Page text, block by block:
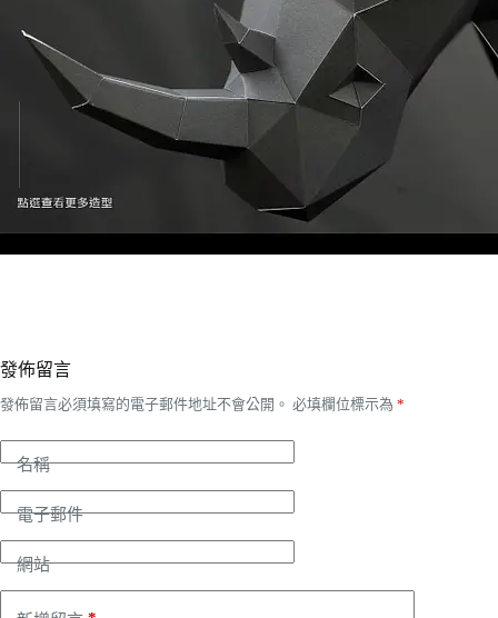
發佈留言
發佈留言必須填寫的電子郵件地址不會公開。 必填欄位標示為 *
名稱
電子郵件
網站